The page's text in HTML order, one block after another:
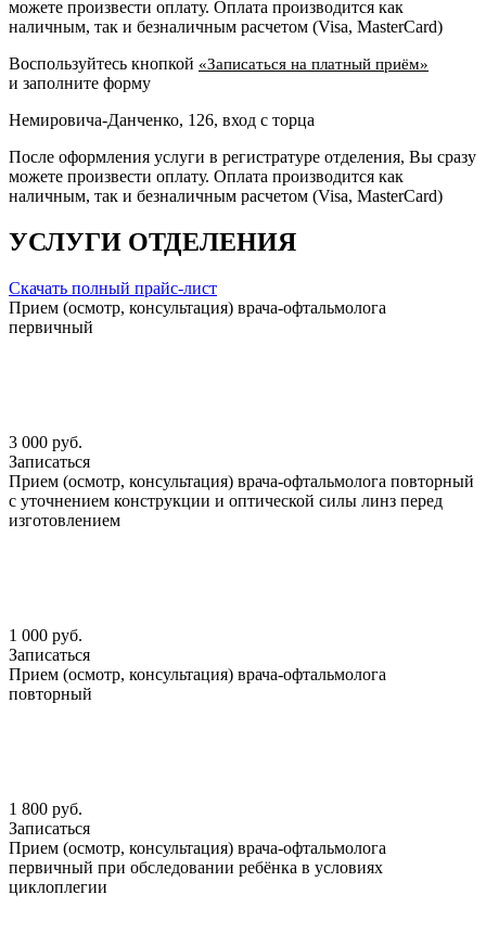
можете произвести оплату. Оплата производится как
наличным, так и безналичным расчетом (Visa, MasterCard)
Воспользуйтесь кнопкой «Записаться на платный приём»
и заполните форму
Немировича-Данченко, 126, вход с торца
После оформления услуги в регистратуре отделения, Вы сразу
можете произвести оплату. Оплата производится как
наличным, так и безналичным расчетом (Visa, MasterCard)
УСЛУГИ ОТДЕЛЕНИЯ
Скачать полный прайс-лист
Прием (осмотр, консультация) врача-офтальмолога
первичный
3 000 руб.
Записаться
Прием (осмотр, консультация) врача-офтальмолога повторный
с уточнением конструкции и оптической силы линз перед
изготовлением
1 000 руб.
Записаться
Прием (осмотр, консультация) врача-офтальмолога
повторный
1 800 руб.
Записаться
Прием (осмотр, консультация) врача-офтальмолога
первичный при обследовании ребёнка в условиях
циклоплегии